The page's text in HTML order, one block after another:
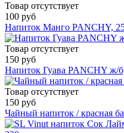
Товар отсутствует
100 руб
Напиток Манго PANCHY,
Товар отсутствует
150 руб
Напиток Гуава PANCHY ж/
Товар отсутствует
150 руб
Чайный напиток / красная